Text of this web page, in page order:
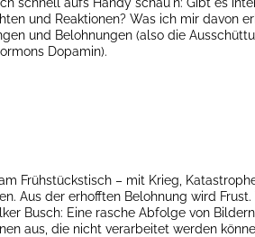
und Reaktionen? Was ich mir davon
und Belohnungen (also die
Dopamin).
Frühstückstisch – mit Krieg,
Aus der erhofften Belohnung wird
Busch: Eine rasche Abfolge von
aus, die nicht verarbeitet werden